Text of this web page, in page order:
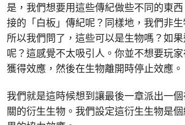
是，我們想要用這些傳紀做些不同的東
接的「白板」傳紀呢？同樣地，我們非生
所以我們問了，這些可以是生物嗎？如
呢？這感覺不太吸引人。你並不想要玩
獲得效應，然後在生物離開時停止效應。
我們就是這時候想到讓最後一章派出一
關的衍生生物。我們設定這衍生生物是